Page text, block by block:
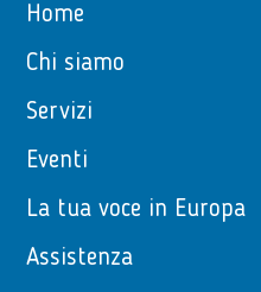
Home
Chi siamo
Servizi
Eventi
La tua voce in Europa
Assistenza